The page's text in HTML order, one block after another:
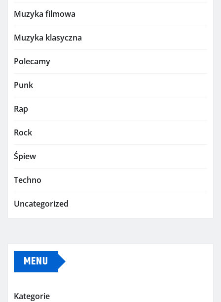
Muzyka filmowa
Muzyka klasyczna
Polecamy
Punk
Rap
Rock
Śpiew
Techno
Uncategorized
MENU
Kategorie